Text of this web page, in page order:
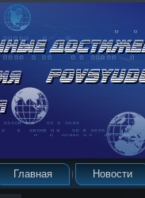
Главная Новости